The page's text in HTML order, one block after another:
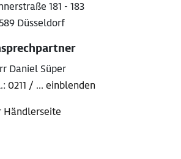
181 - 183
Düsseldorf
Daniel Süper
0211 / ... einblenden
Händlerseite